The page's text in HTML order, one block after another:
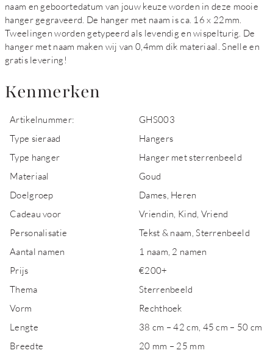
naam en geboortedatum van jouw keuze worden in deze mooie
hanger gegraveerd. De hanger met naam is ca. 16 x 22mm.
Tweelingen worden getypeerd als levendig en wispelturig. De
hanger met naam maken wij van 0,4mm dik materiaal. Snelle en
gratis levering!
Kenmerken
Artikelnummer:
GHS003
Type sieraad
Hangers
Type hanger
Hanger met sterrenbeeld
Materiaal
Goud
Doelgroep
Dames, Heren
Cadeau voor
Vriendin, Kind, Vriend
Personalisatie
Tekst & naam, Sterrenbeeld
Aantal namen
1 naam, 2 namen
Prijs
€200+
Thema
Sterrenbeeld
Vorm
Rechthoek
Lengte
38 cm – 42 cm, 45 cm – 50 cm
Breedte
20 mm – 25 mm